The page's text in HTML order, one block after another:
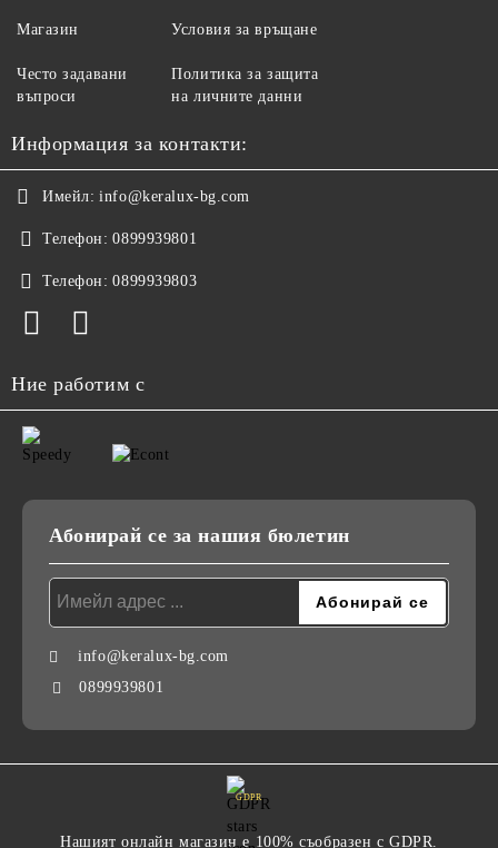
Магазин
Често задавани
въпроси
Условия за връщане
Политика за защита
на личните данни
Информация за контакти:
Имейл: info@keralux-bg.com
Телефон: 0899939801
Телефон: 0899939803
Ние работим с
Абонирай се за нашия бюлетин
info@keralux-bg.com
0899939801
GDPR
Нашият онлайн магазин е 100% съобразен с GDPR.